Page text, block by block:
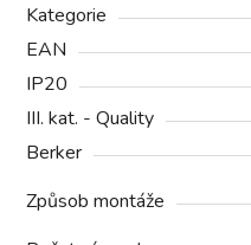
Kategorie
EAN
IP20
III. kat. - Quality
Berker
Způsob montáže